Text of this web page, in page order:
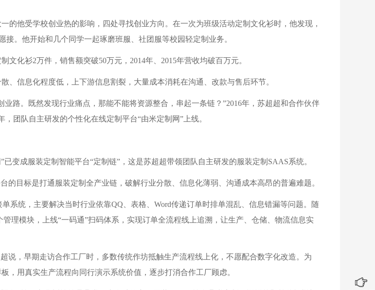
的他受学校创业热的影响，四处寻找创业方向。在一次为班级活动定制文化衫时，他发现，
。他开始和几个同学一起琢磨班服、社团服等校园轻定制业务。
化衫2万件，销售额突破50万元，2014年、2015年营收均破百万元。
、信息化程度低，上下游信息割裂，大量成本消耗在沟通、改款与售后环节。
路。既然发现行业痛点，那能不能将资源整合，串起一条链？”2016年，苏超超和合作伙伴
团队自主研发的个性化在线定制平台“由米定制网”上线。
变成服装定制智能平台“定制链”，这是苏超超带领团队自主研发的服装定制SAAS系统。
的目标是打通服装定制全产业链，破解行业分散、信息化薄弱、沟通成本高昂的普遍难题。
系统，主要解决当时行业依靠QQ、表格、Word传递订单时排单混乱、信息错漏等问题。随
理模块，上线“一码通”扫码体系，实现订单全流程线上追溯，让生产、仓储、物流信息实
说，早期走访合作工厂时，多数传统作坊抵触生产流程线上化，不愿配合数字化改造。为
，用真实生产流程向同行演示系统价值，逐步打消合作工厂顾虑。